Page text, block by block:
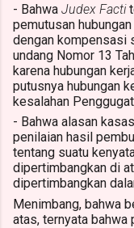
- Bahwa Judex Facti
pemutusan
dengan kompensasi
undang Nomor 13
karena hubungan
putusnya hubungan
kesalahan
- Bahwa alasan
penilaian hasil
tentang suatu
dipertimbangkan di
dipertimbangkan
Menimbang, bahwa
atas, ternyata bahwa